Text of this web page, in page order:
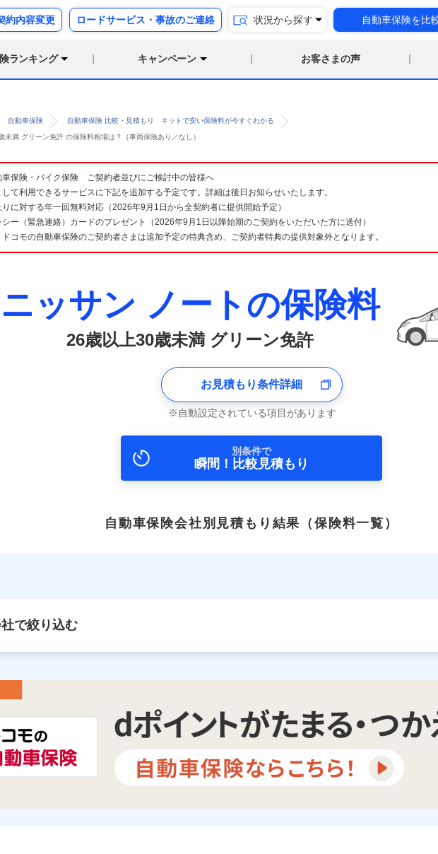
約内容変更 ロードサービス・事故のご連絡 状況から探す 自動車保険を比
ランキング キャンペーン お客さまの声
自動車保険 自動車保険 比較・見積もり ネットで安い保険料が今すぐわかる
未満 グリーン免許 の保険料相場は？（車両保険あり／なし）
保険・バイク保険 ご契約者並びにご検討中の皆様へ
て利用できるサービスに下記を追加する予定です。詳細は後日お知らせいたします。
りに対する年一回無料対応（2026年9月1日から全契約者に提供開始予定）
シー（緊急連絡）カードのプレゼント（2026年9月1日以降始期のご契約をいただいた方に送付）
コモの自動車保険のご契約者さまは追加予定の特典含め、ご契約者特典の提供対象外となります。
ニッサン ノートの保険料
26歳以上30歳未満 グリーン免許
お見積もり条件詳細
自動設定されている項目があります
別条件で
瞬間！比較見積もり
自動車保険会社別見積もり結果 （保険料一覧）
で絞り込む